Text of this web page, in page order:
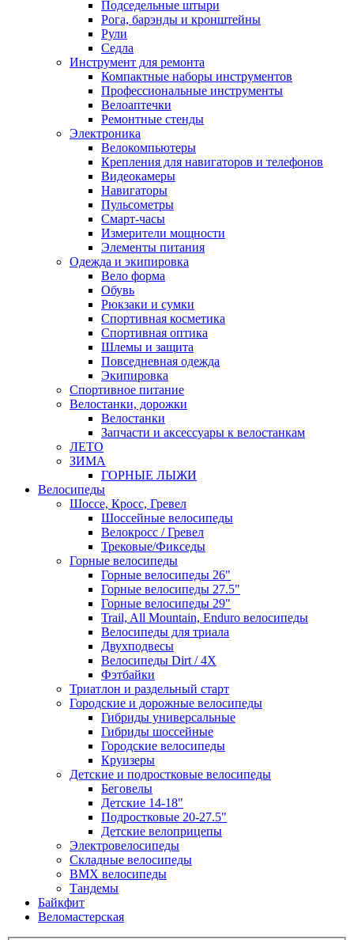
Подседельные штыри
Рога, барэнды и кронштейны
Рули
Седла
Инструмент для ремонта
Компактные наборы инструментов
Профессиональные инструменты
Велоаптечки
Ремонтные стенды
Электроника
Велокомпьютеры
Крепления для навигаторов и телефонов
Видеокамеры
Навигаторы
Пульсометры
Смарт-часы
Измерители мощности
Элементы питания
Одежда и экипировка
Вело форма
Обувь
Рюкзаки и сумки
Спортивная косметика
Спортивная оптика
Шлемы и защита
Повседневная одежда
Экипировка
Спортивное питание
Велостанки, дорожки
Велостанки
Запчасти и аксессуары к велостанкам
ЛЕТО
ЗИМА
ГОРНЫЕ ЛЫЖИ
Велосипеды
Шоссе, Кросс, Гревел
Шоссейные велосипеды
Велокросс / Гревел
Трековые/Фикседы
Горные велосипеды
Горные велосипеды 26"
Горные велосипеды 27.5"
Горные велосипеды 29"
Trail, All Mountain, Enduro велосипеды
Велосипеды для триала
Двухподвесы
Велосипеды Dirt / 4X
Фэтбайки
Триатлон и раздельный старт
Городские и дорожные велосипеды
Гибриды универсальные
Гибриды шоссейные
Городские велосипеды
Круизеры
Детские и подростковые велосипеды
Беговелы
Детские 14-18"
Подростковые 20-27.5"
Детские велоприцепы
Электровелосипеды
Складные велосипеды
BMX велосипеды
Тандемы
Байкфит
Веломастерская